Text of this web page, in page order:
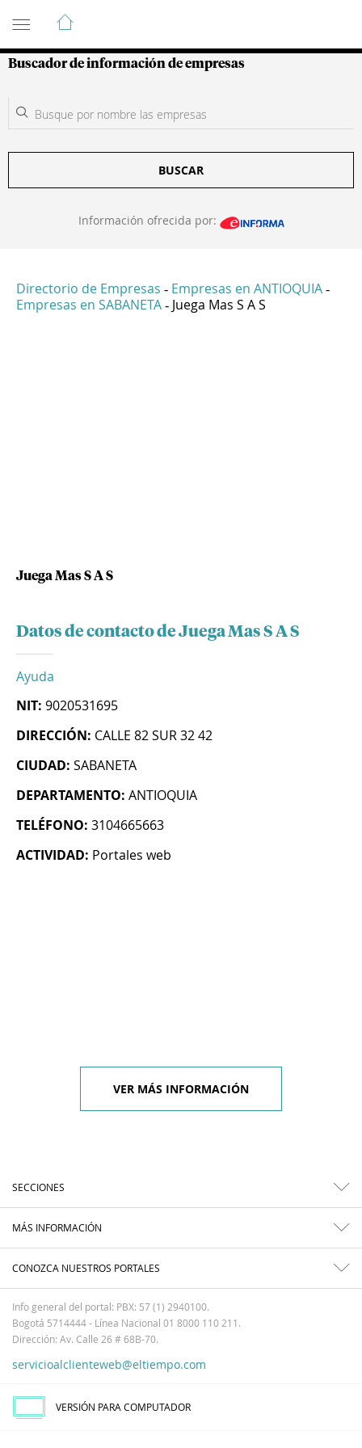
Guía de Empresas Colombianas
Buscador de información de empresas
BUSCAR
Información ofrecida por:
Directorio de Empresas - Empresas en ANTIOQUIA -
Empresas en SABANETA - Juega Mas S A S
Juega Mas S A S
Datos de contacto de Juega Mas S A S
Ayuda
NIT: 9020531695
DIRECCIÓN: CALLE 82 SUR 32 42
CIUDAD: SABANETA
DEPARTAMENTO: ANTIOQUIA
TELÉFONO: 3104665663
ACTIVIDAD: Portales web
VER MÁS INFORMACIÓN
SECCIONES
MÁS INFORMACIÓN
CONOZCA NUESTROS PORTALES
Info general del portal: PBX: 57 (1) 2940100.
Bogotá 5714444 - Línea Nacional 01 8000 110 211.
Dirección: Av. Calle 26 # 68B-70.
servicioalclienteweb@eltiempo.com
VERSIÓN PARA COMPUTADOR